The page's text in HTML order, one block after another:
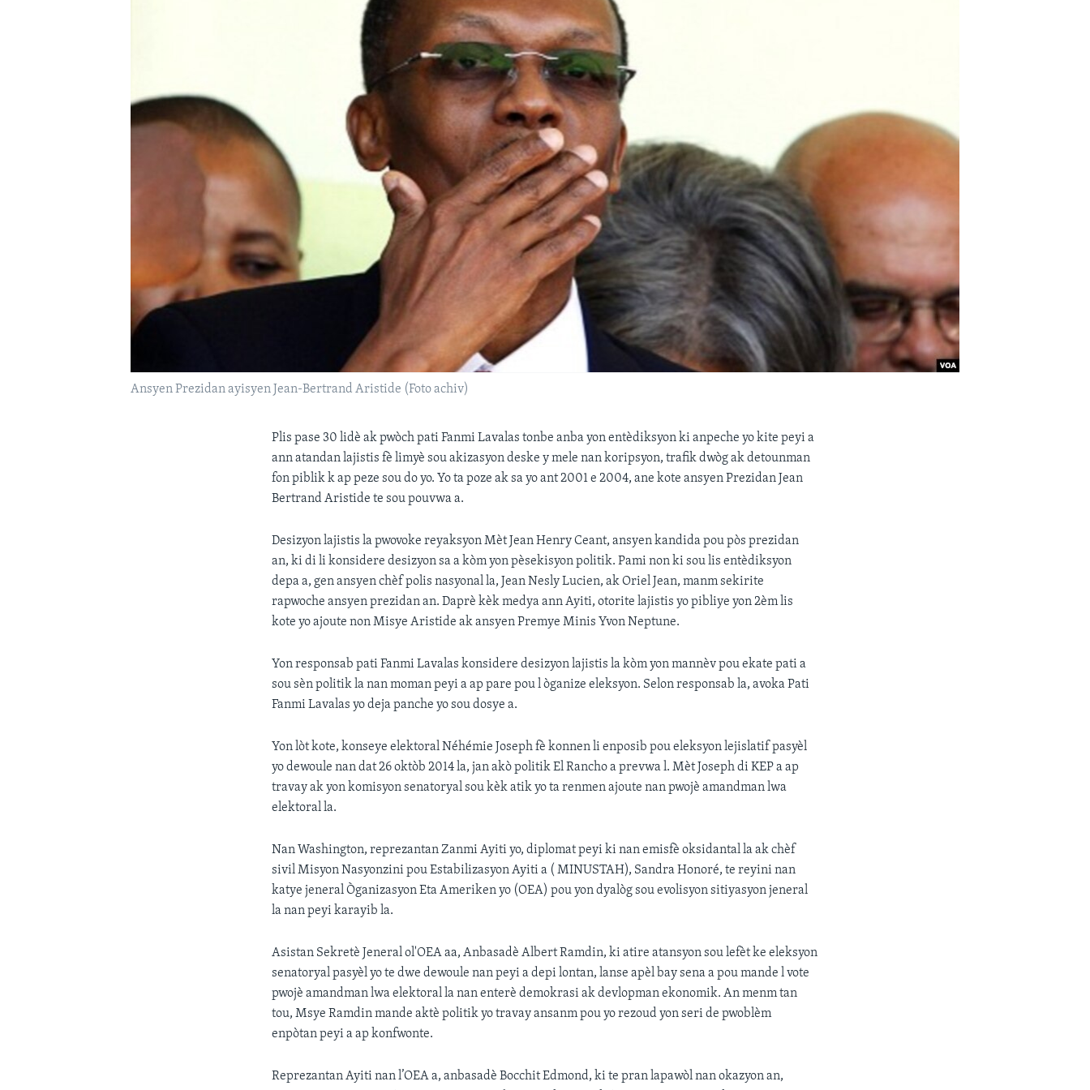
Ansyen Prezidan ayisyen Jean-Bertrand Aristide (Foto achiv)
Plis pase 30 lidè ak pwòch pati Fanmi Lavalas tonbe anba yon entèdiksyon ki anpeche yo kite peyi a
ann atandan lajistis fè limyè sou akizasyon deske y mele nan koripsyon, trafik dwòg ak detounman
fon piblik k ap peze sou do yo. Yo ta poze ak sa yo ant 2001 e 2004, ane kote ansyen Prezidan Jean
Bertrand Aristide te sou pouvwa a.
Desizyon lajistis lapwovoke reyaksyon Mèt Jean Henry Ceant, ansyen kandida pou pòs prezidan
an, ki di li konsidere desizyon sa a kòm yon pèsekisyon politik. Pami non ki sou lis entèdiksyon
depa a, gen ansyen chèf polis nasyonal la, Jean Nesly Lucien, ak Oriel Jean, manm sekirite
rapwoche ansyen prezidan an. Daprè kèk medya ann Ayiti, otorite lajistis yo pibliye yon 2èm lis
kote yo ajoute non Misye Aristide ak ansyen Premye Minis Yvon Neptune.
Yon responsab pati Fanmi Lavalas konsidere desizyon lajistis la kòm yon mannèv pou ekate pati a
sou sèn politik la nan moman peyi a ap pare pou l òganize eleksyon. Selon responsab la, avoka Pati
Fanmi Lavalas yo deja panche yo sou dosye a.
Yon lòt kote, konseye elektoral Néhémie Joseph fè konnen li enposib pou eleksyon lejislatif pasyèl
yo dewoule nan dat 26 oktòb 2014 la, jan akò politik El Rancho a prevwa l. Mèt Joseph di KEP a ap
travay ak yon komisyon senatoryal sou kèk atik yo ta renmen ajoute nan pwojè amandman lwa
elektoral la.
Nan Washington, reprezantan Zanmi Ayiti yo, diplomat peyi ki nan emisfè oksidantal la ak chèf
sivil Misyon Nasyonzini pou Estabilizasyon Ayiti a ( MINUSTAH), Sandra Honoré, te reyini nan
katye jeneral Òganizasyon Eta Ameriken yo (OEA) pou yon dyalòg sou evolisyon sitiyasyon jeneral
la nan peyi karayib la.
Asistan Sekretè Jeneral ol'OEA aa, Anbasadè Albert Ramdin, ki atire atansyon sou lefèt ke eleksyon
senatoryal pasyèl yo te dwe dewoule nan peyi a depi lontan, lanse apèl bay sena a pou mande l vote
pwojè amandman lwa elektoral la nan enterè demokrasi ak devlopman ekonomik. An menm tan
tou, Msye Ramdin mande aktè politik yo travay ansanm pou yo rezoud yon seri de pwoblèm
enpòtan peyi a ap konfwonte.
Reprezantan Ayiti nan l’OEA a, anbasadè Bocchit Edmond, ki te pran lapawòl nan okazyon an,